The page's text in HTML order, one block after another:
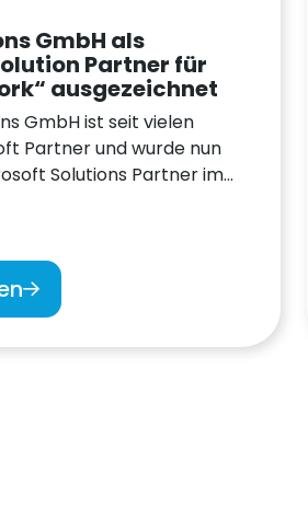
GmbH als
Partner für
ausgezeichnet
GmbH ist seit vielen
Partner und wurde nun
Solutions Partner im